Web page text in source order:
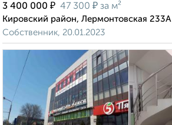
3 400 000 ₽ 47 300 ₽ за м²
Кировский район, Лермонтовская 233А
Собственник, 20.01.2023